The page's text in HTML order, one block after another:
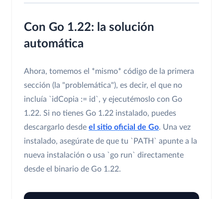
Con Go 1.22: la solución
automática
Ahora, tomemos el *mismo* código de la primera
sección (la "problemática"), es decir, el que no
incluía `idCopia := id`, y ejecutémoslo con Go
1.22. Si no tienes Go 1.22 instalado, puedes
descargarlo desde el sitio oficial de Go. Una vez
instalado, asegúrate de que tu `PATH` apunte a la
nueva instalación o usa `go run` directamente
desde el binario de Go 1.22.